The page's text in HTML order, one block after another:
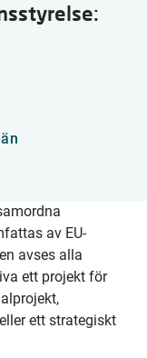
av EU-
avses alla
ett projekt för
ett strategiskt